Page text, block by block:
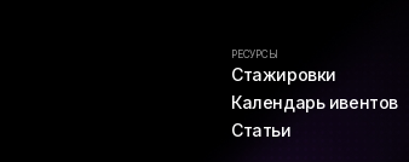
РЕСУРСЫ
Стажировки
Календарь ивентов
Статьи